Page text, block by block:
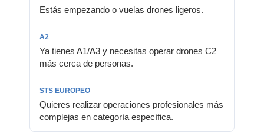
Estás empezando o vuelas drones ligeros.
Ya tienes A1/A3 y necesitas operar drones C2
más cerca de personas.
Quieres realizar operaciones profesionales más
complejas en categoría específica.